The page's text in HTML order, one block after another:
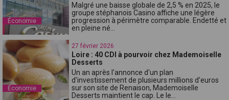
Économie
Malgré une baisse globale de 2,5 % en 2025, le
groupe stéphanois Casino affiche une légère
progression à périmètre comparable. Endetté et
en pleine né...
Économie
27 février 2026
Loire : 40 CDI à pourvoir chez Mademoiselle
Desserts
Un an après l'annonce d'un plan
d'investissement de plusieurs millions d'euros
sur son site de Renaison, Mademoiselle
Desserts maintient le cap. Le le...